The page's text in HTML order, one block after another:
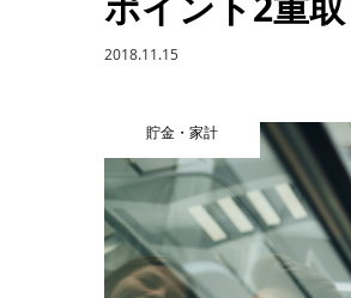
2018.11.15
貯金・家計